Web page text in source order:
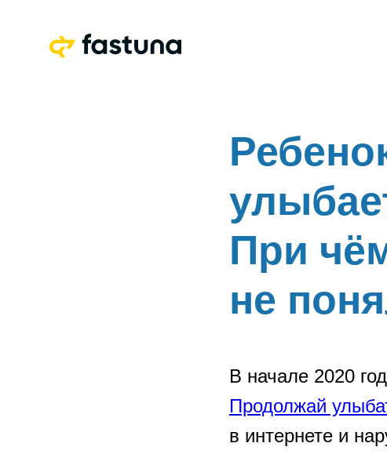
При
не
В начале 2020
Продолжай
в интернете и